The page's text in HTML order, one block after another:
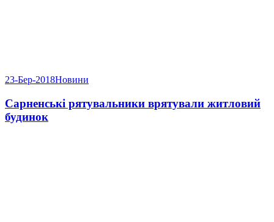
23-Бер-2018Новини
Сарненські рятувальники врятували житловий
будинок